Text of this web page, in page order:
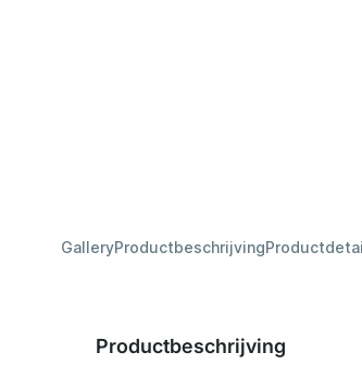
GalleryProductbeschrijving
Productbeschrijving